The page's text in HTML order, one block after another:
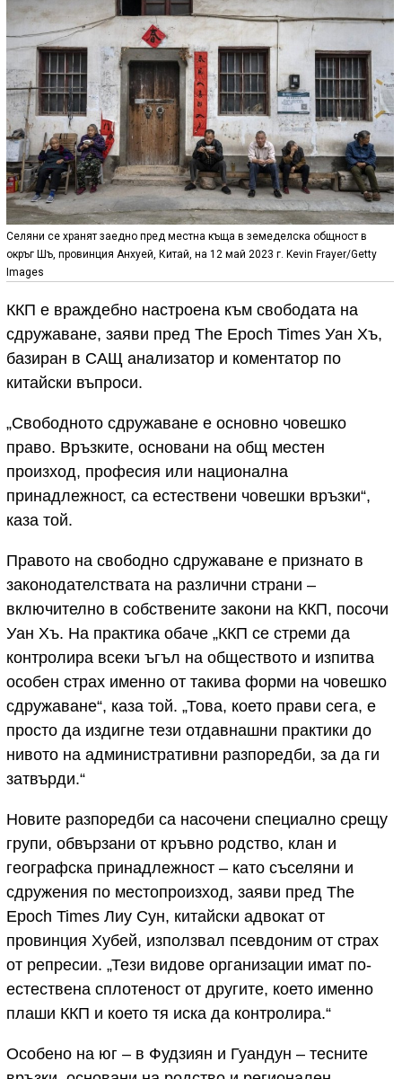
Селяни се хранят заедно пред местна къща в земеделска общност в
окръг Шъ, провинция Анхуей, Китай, на 12 май 2023 г. Kevin Frayer/Getty
Images
ККП е враждебно настроена към свободата на
сдружаване, заяви пред The Epoch Times Уан Хъ,
базиран в САЩ анализатор и коментатор по
китайски въпроси.
„Свободното сдружаване е основно човешко
право. Връзките, основани на общ местен
произход, професия или национална
принадлежност, са естествени човешки връзки“,
каза той.
Правото на свободно сдружаване е признато в
законодателствата на различни страни –
включително в собствените закони на ККП, посочи
Уан Хъ. На практика обаче „ККП се стреми да
контролира всеки ъгъл на обществото и изпитва
особен страх именно от такива форми на човешко
сдружаване“, каза той. „Това, което прави сега, е
просто да издигне тези отдавнашни практики до
нивото на административни разпоредби, за да ги
затвърди.“
Новите разпоредби са насочени специално срещу
групи, обвързани от кръвно родство, клан и
географска принадлежност – като съселяни и
сдружения по местопроизход, заяви пред The
Epoch Times Лиу Сун, китайски адвокат от
провинция Хубей, използвал псевдоним от страх
от репресии. „Тези видове организации имат по-
естествена сплотеност от другите, което именно
плаши ККП и което тя иска да контролира.“
Особено на юг – в Фудзиян и Гуандун – тесните